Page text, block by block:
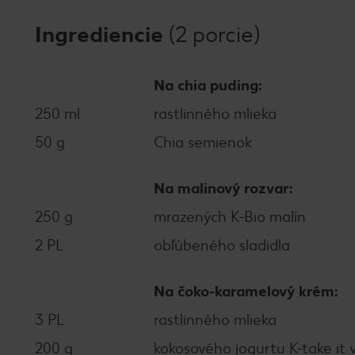
Ingrediencie (2 porcie)
Na chia puding:
250 ml
rastlinného mlieka
50 g
Chia semienok
Na malinový rozvar:
250 g
mrazených K-Bio malín
2 PL
obľúbeného sladidla
Na čoko-karamelový krém:
3 PL
rastlinného mlieka
200 g
kokosového jogurtu K-take it